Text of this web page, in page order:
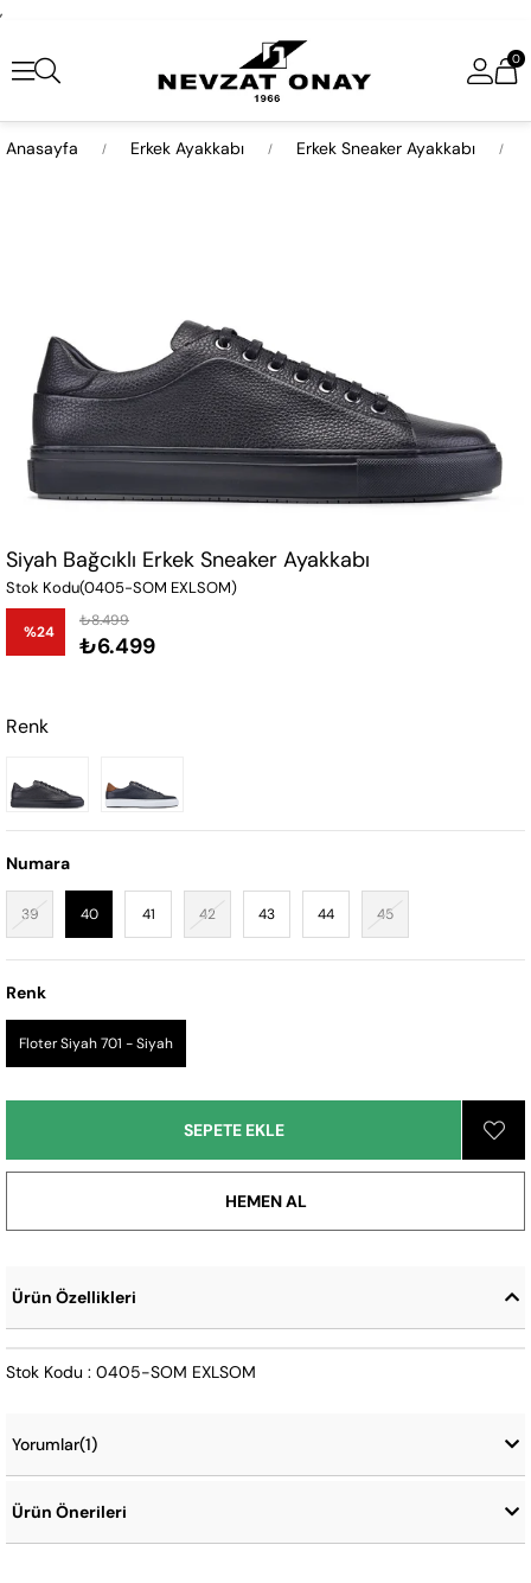
,
0
Anasayfa Erkek Ayakkabı Erkek Sneaker Ayakkabı
Siyah Bağcıklı Erkek Sneaker Ayakkabı
Stok Kodu(0405-SOM EXLSOM)
%24
İndirim
₺8.499
₺6.499
Renk
Numara
39 40 41 42 43 44 45
Renk
Floter Siyah 701 - Siyah
Ürün Özellikleri
Stok Kodu : 0405-SOM EXLSOM
Yorumlar(1)
Ürün Önerileri